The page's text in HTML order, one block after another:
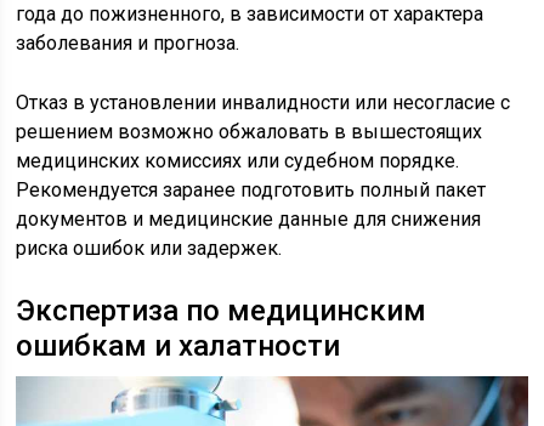
года до пожизненного, в зависимости от характера
заболевания и прогноза.
Отказ в установлении инвалидности или несогласие с
решением возможно обжаловать в вышестоящих
медицинских комиссиях или судебном порядке.
Рекомендуется заранее подготовить полный пакет
документов и медицинские данные для снижения
риска ошибок или задержек.
Экспертиза по медицинским
ошибкам и халатности